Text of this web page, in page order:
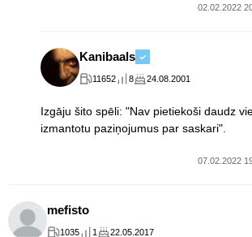
02.02.2022
Kanibaals
11652 8 24.08.2001
Izgāju šito spēli: "Nav pietiekoši daudz
izmantotu paziņojumus par saskari".
07.02.2022
mefisto
1035 1 22.05.2017